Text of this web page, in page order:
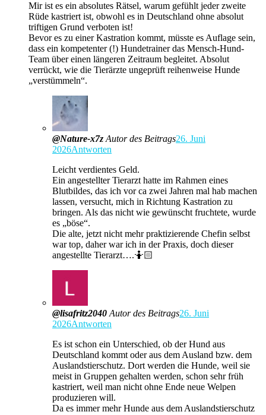
Mir ist es ein absolutes Rätsel, warum gefühlt jeder zweite
Rüde kastriert ist, obwohl es in Deutschland ohne absolut
triftigen Grund verboten ist!
Bevor es zu einer Kastration kommt, müsste es Auflage sein,
dass ein kompetenter (!) Hundetrainer das Mensch-Hund-
Team über einen längeren Zeitraum begleitet. Absolut
verrückt, wie die Tierärzte ungeprüft reihenweise Hunde
„verstümmeln“.
@Nature-x7z Autor des Beitrags26. Juni
2026Antworten
Leicht verdientes Geld.
Ein angestellter Tierarzt hatte im Rahmen eines
Blutbildes, das ich vor ca zwei Jahren mal hab machen
lassen, versucht, mich in Richtung Kastration zu
bringen. Als das nicht wie gewünscht fruchtete, wurde
es „böse“.
Die alte, jetzt nicht mehr praktizierende Chefin selbst
war top, daher war ich in der Praxis, doch dieser
angestellte Tierarzt….🤷🏻
@lisafritz2040 Autor des Beitrags26. Juni
2026Antworten
Es ist schon ein Unterschied, ob der Hund aus
Deutschland kommt oder aus dem Ausland bzw. dem
Auslandstierschutz. Dort werden die Hunde, weil sie
meist in Gruppen gehalten werden, schon sehr früh
kastriert, weil man nicht ohne Ende neue Welpen
produzieren will.
Da es immer mehr Hunde aus dem Auslandstierschutz